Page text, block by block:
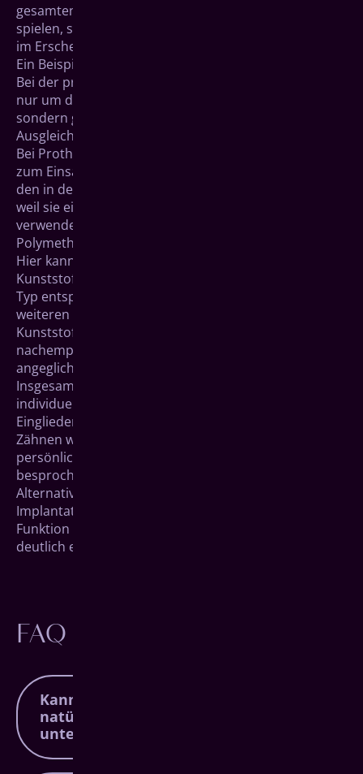
gesamten Mundregion (Wangen, Lippen und Kinn)
spielen, sind Patienten mit Prothesen manchmal auch
im Erscheinungsbild ihres Gesichtes eingeschränkt.
Ein Beispiel dafür können eingefallene Lippen sein.
Bei der prothetischen Versorgung geht es also nicht
nur um den Ersatz von verlorengegangen Zähnen,
sondern gleichzeitig auch um den optischen
Ausgleich für verlorengegangenes Zahnfleisch.
Bei Prothesen kommen dafür ebenfalls Kunststoffe
zum Einsatz. Diese unterscheiden sich allerdings von
den in der Füllungstherapie von Zähnen verwendeten,
weil sie eine andere Grundstruktur haben. Häufig
verwendeter Basiskunsstoff ist das so genannte
Polymethylmethaacrylat (PMMA).
Hier kann man auf verschiedene vorgefertigte
Kunststoffzähne zurückgreifen, die farblich und Ihrem
Typ entsprechend ausgewählt werden. Bei der
weiteren Herstellung werden diese in einen
Kunststoff eingefügt, der Ihr Zahnfleisch
nachempfindet. Es wird diesem durch Pigmente
angeglichen.
Insgesamt ist Ihre prothetische Versorgung sehr
individuell. Farbgebung und die ästhetische
Eingliederung von Verankerungen an den übrigen
Zähnen werden daher immer anhand Ihrer
persönlichen Situation entschieden und mit Ihnen
besprochen.
Alternativ können Teil- und Vollprothesen auch durch
Implantate getragen werden. Neben den Vorteilen für
Funktion und Ästhetik kann das die Lebensqualität
deutlich erhöhen.
FAQ
Kann man Keramik von der
natürlichen Zahnsubstanz
unterscheiden?